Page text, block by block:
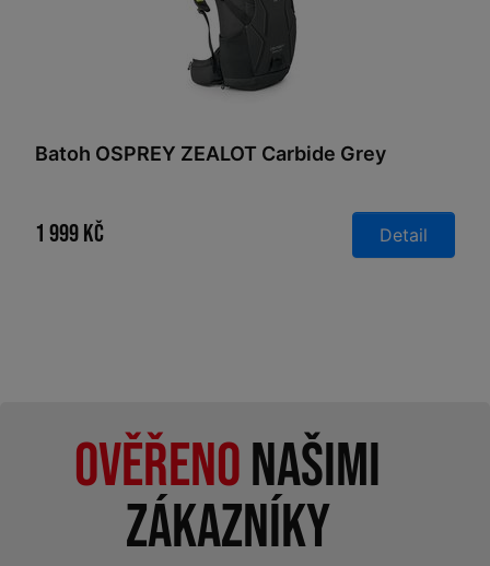
Batoh OSPREY ZEALOT Carbide Grey
1 999 Kč Detail
Ověřenonašimi
zákazníky